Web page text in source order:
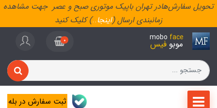
تحویل سفارش‌هادر تهران باپیک موتوری صبح و عصر جهت مشاهده
زمانبندی ارسال (اینجا..) کلیک کنید
mobo face
موبو فیس 0
ثبت سفارش در بله